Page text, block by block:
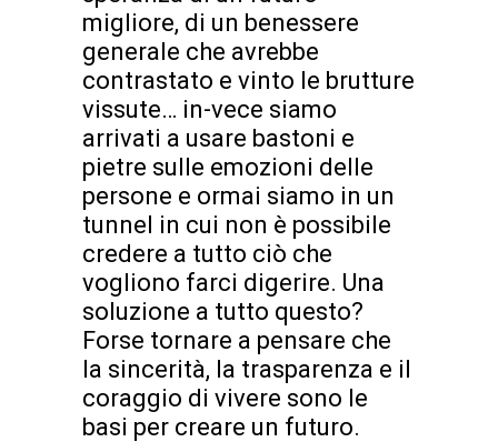
migliore, di un benessere
generale che avrebbe
contrastato e vinto le brutture
vissute… in-vece siamo
arrivati a usare bastoni e
pietre sulle emozioni delle
persone e ormai siamo in un
tunnel in cui non è possibile
credere a tutto ciò che
vogliono farci digerire. Una
soluzione a tutto questo?
Forse tornare a pensare che
la sincerità, la trasparenza e il
coraggio di vivere sono le
basi per creare un futuro.